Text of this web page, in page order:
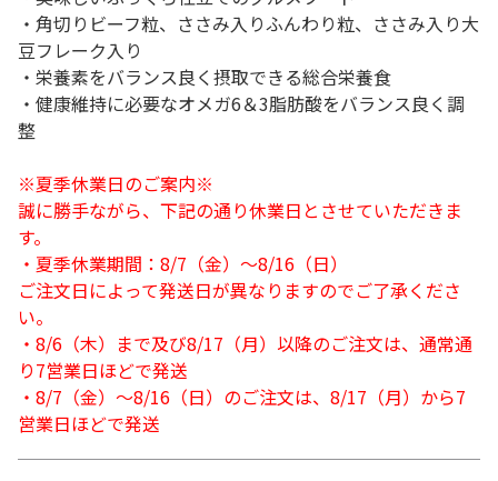
・角切りビーフ粒、ささみ入りふんわり粒、ささみ入り大
豆フレーク入り
・栄養素をバランス良く摂取できる総合栄養食
・健康維持に必要なオメガ6＆3脂肪酸をバランス良く調
整
※夏季休業日のご案内※
誠に勝手ながら、下記の通り休業日とさせていただきま
す。
・夏季休業期間：8/7（金）～8/16（日）
ご注文日によって発送日が異なりますのでご了承くださ
い。
・8/6（木）まで及び8/17（月）以降のご注文は、通常通
り7営業日ほどで発送
・8/7（金）～8/16（日）のご注文は、8/17（月）から7
営業日ほどで発送